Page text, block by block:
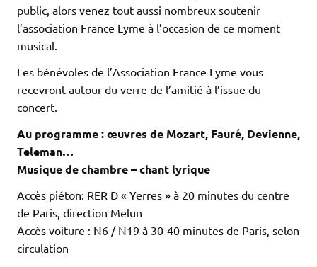
public, alors venez tout aussi nombreux soutenir
l’association France Lyme à l’occasion de ce moment
musical.
Les bénévoles de l’Association France Lyme vous
recevront autour du verre de l’amitié à l’issue du
concert.
Au programme : œuvres de Mozart, Fauré, Devienne,
Teleman…
Musique de chambre – chant lyrique
Accès piéton: RER D « Yerres » à 20 minutes du centre
de Paris, direction Melun
Accès voiture : N6 / N19 à 30-40 minutes de Paris, selon
circulation